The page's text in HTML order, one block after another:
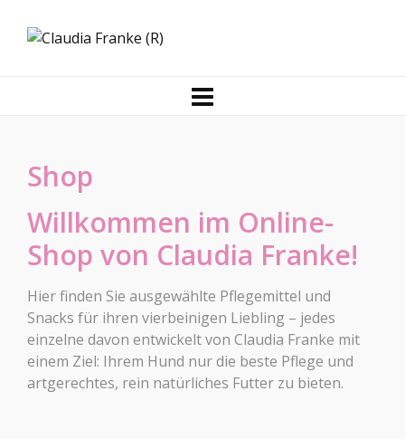
Shop
Willkommen im Online-
Shop von Claudia Franke!
Hier finden Sie ausgewählte Pflegemittel und
Snacks für ihren vierbeinigen Liebling – jedes
einzelne davon entwickelt von Claudia Franke mit
einem Ziel: Ihrem Hund nur die beste Pflege und
artgerechtes, rein natürliches Futter zu bieten.